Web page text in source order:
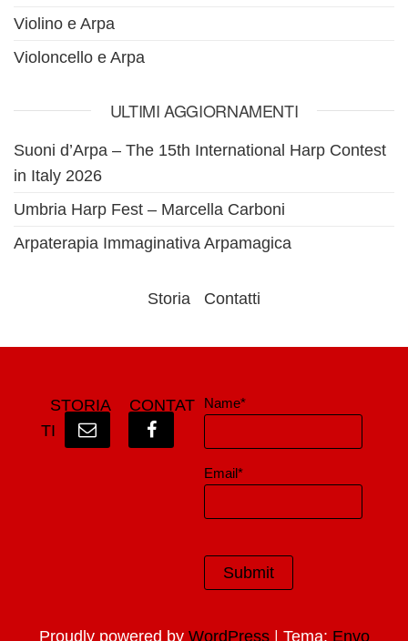
Violino e Arpa
Violoncello e Arpa
ULTIMI AGGIORNAMENTI
Suoni d’Arpa – The 15th International Harp Contest
in Italy 2026
Umbria Harp Fest – Marcella Carboni
Arpaterapia Immaginativa Arpamagica
Storia Contatti
STORIA
CONTAT
TI
Name*
Email*
Proudly powered by WordPress | Tema: Envo